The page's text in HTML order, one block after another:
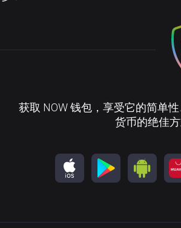
获取 NOW 钱包，享受它的简单
货币的绝佳